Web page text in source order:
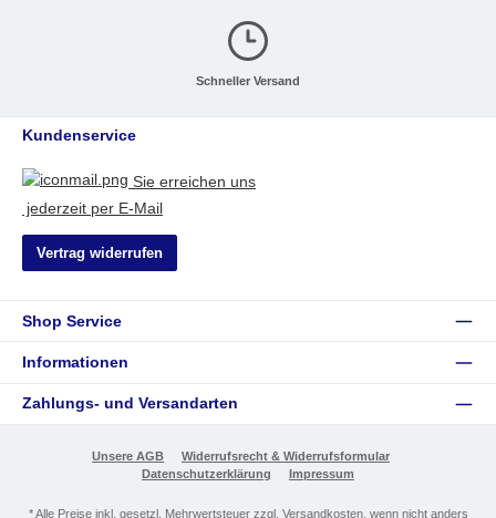
Schneller Versand
Kundenservice
Sie erreichen uns
jederzeit per E-Mail
Vertrag widerrufen
Shop Service
Informationen
Zahlungs- und Versandarten
Unsere AGB
Widerrufsrecht & Widerrufsformular
Datenschutzerklärung
Impressum
* Alle Preise inkl. gesetzl. Mehrwertsteuer zzgl. Versandkosten, wenn nicht anders